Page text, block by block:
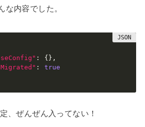
な内容でした。
: { } ,
:
true
、ぜんぜん入ってない！